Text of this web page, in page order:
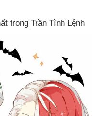
trong Trần Tình Lệnh